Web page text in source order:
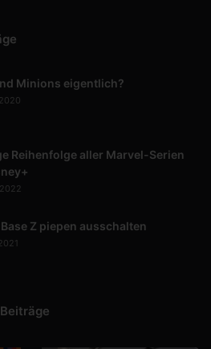
Minions eigentlich?
Reihenfolge aller Marvel-Serien
Z piepen ausschalten